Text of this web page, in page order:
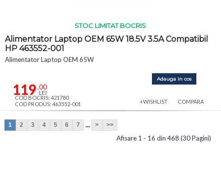
STOC LIMITAT BOCRIS
Alimentator Laptop OEM 65W 18.5V 3.5A Compatibil
HP 463552-001
Alimentator Laptop OEM 65W
119,00
LEI
Adauga in cos
COD BOCRIS: 421780
COD PRODUS: 463552-001
+WISHLIST COMPARA
1 2 3 4 5 6 7 ... > >>
Afisare 1 - 16 din 468 (30 Pagini)